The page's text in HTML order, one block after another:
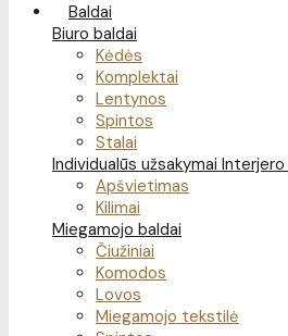
Baldai
Biuro baldai
Kėdės
Komplektai
Lentynos
Spintos
Stalai
Individualūs užsakymai
Apšvietimas
Kilimai
Miegamojo baldai
Čiužiniai
Komodos
Lovos
Miegamojo tekstilė